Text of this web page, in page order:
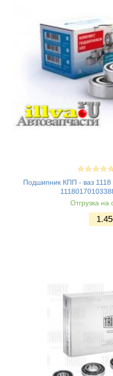
Подшипник КПП - ваз
Отгрузка